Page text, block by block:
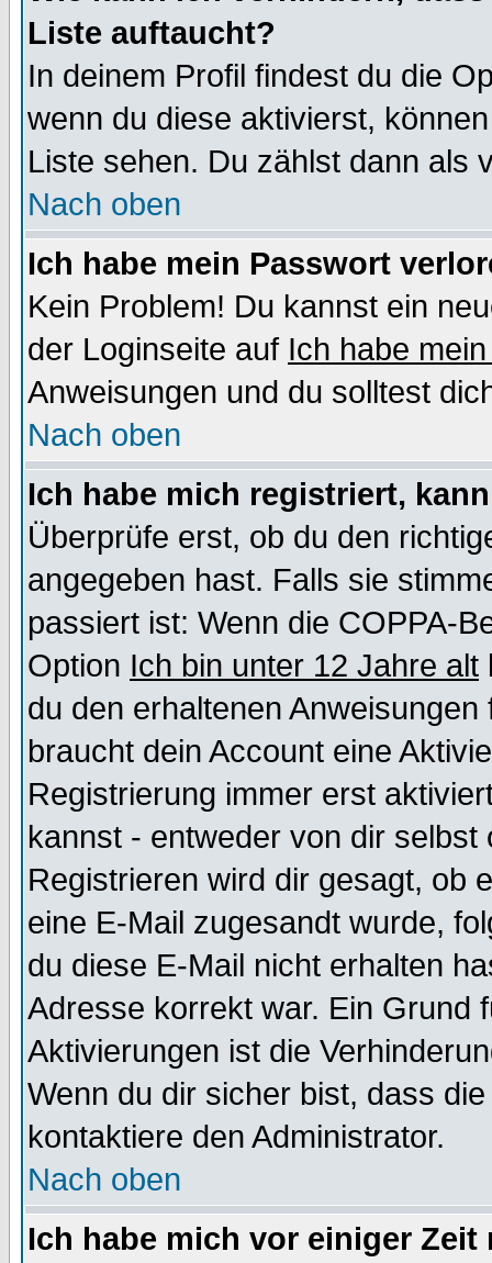
Liste auftaucht?
In deinem Profil findest du die
wenn du diese aktivierst,
Liste sehen. Du zählst dann als
Nach oben
Ich habe mein Passwort
Kein Problem! Du kannst ein
der Loginseite auf Ich habe
Anweisungen und du solltest
Nach oben
Ich habe mich registriert,
Überprüfe erst, ob du den
angegeben hast. Falls sie
passiert ist: Wenn die COPPA-
Option Ich bin unter 12 Jahre alt
du den erhaltenen
braucht dein Account eine
Registrierung immer erst
kannst - entweder von dir selbst
Registrieren wird dir gesagt, ob
eine E-Mail zugesandt wurde,
du diese E-Mail nicht erhalten
Adresse korrekt war. Ein Grund
Aktivierungen ist die
Wenn du dir sicher bist, dass
kontaktiere den Administrator.
Nach oben
Ich habe mich vor einiger